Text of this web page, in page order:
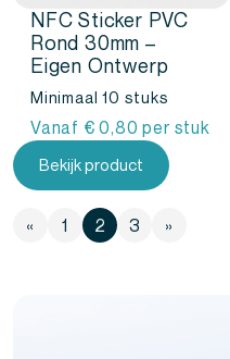
NFC Sticker PVC
Rond 30mm –
Eigen Ontwerp
Minimaal 10 stuks
Vanaf € 0,80per stuk
Bekijk product
« 1 2 3 »